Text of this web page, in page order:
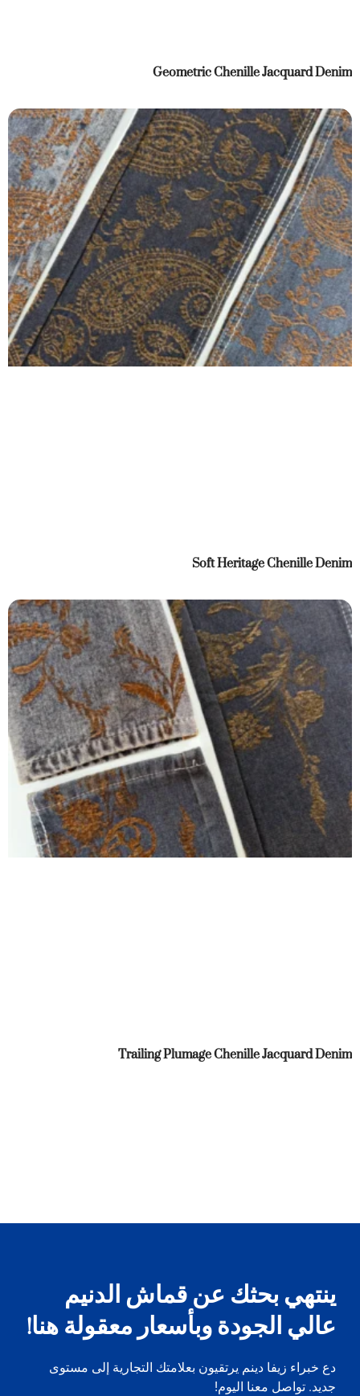
Geometric Chenille Jacquard Denim
Soft Heritage Chenille Denim
Trailing Plumage Chenille Jacquard Denim
ينتهي بحثك عن قماش الدنيم
عالي الجودة وبأسعار معقولة هنا!
دع خبراء زيفا دينم يرتقيون بعلامتك التجارية إلى مستوى
جديد. تواصل معنا اليوم!